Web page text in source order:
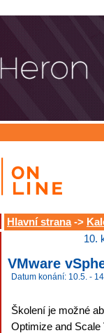
Hlavní strana->
10.
VMware
Datum konání: 10.5. -
Školení je možné
Optimize and